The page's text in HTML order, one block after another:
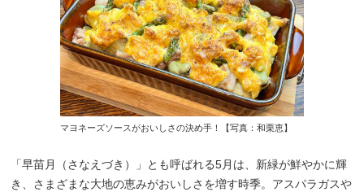
マヨネーズソースがおいしさの決め手！【写真：和栗恵】
「早苗月（さなえづき）」とも呼ばれる5月は、新緑が鮮やかに輝
き、さまざまな大地の恵みがおいしさを増す時季。アスパラガスや